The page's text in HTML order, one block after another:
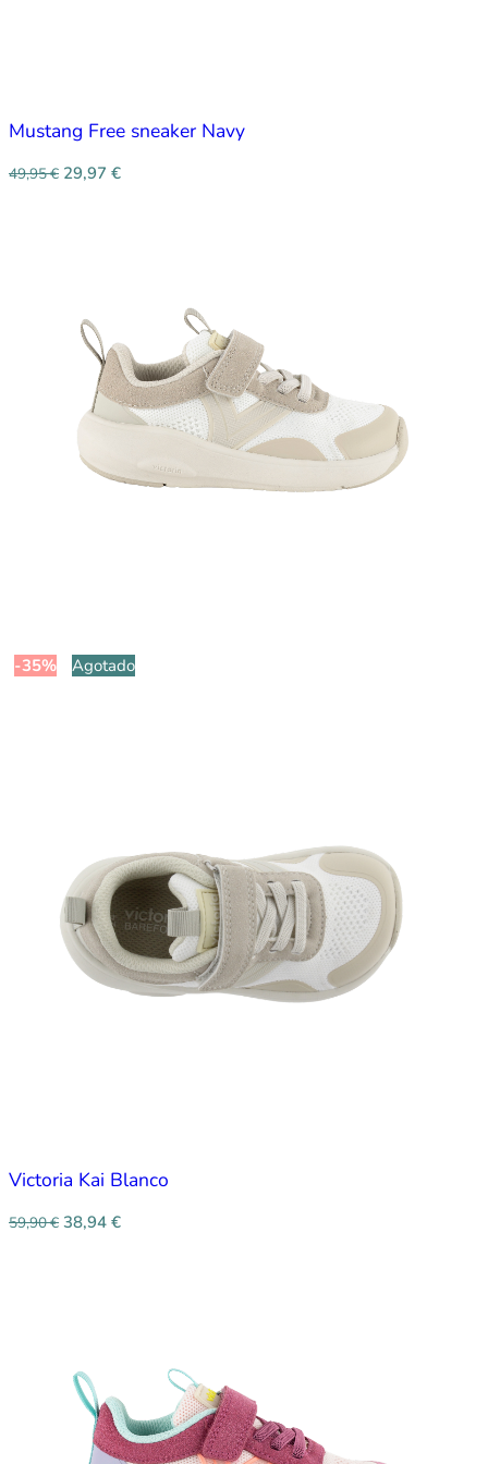
Mustang Free sneaker Navy
49,95€ 29,97 €
-35% Agotado
Victoria Kai Blanco
59,90€ 38,94 €